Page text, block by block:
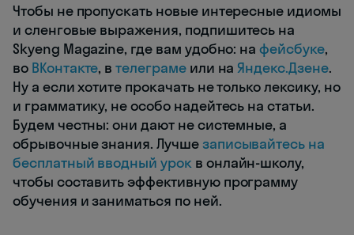
Чтобы не пропускать новые интересные идиомы
и сленговые выражения, подпишитесь на
Skyeng Magazine, где вам удобно: нафейсбуке,
во ВКонтакте, втелеграмеили наЯндекс.Дзене.
Ну а если хотите прокачать не только лексику, но
и грамматику, не особо надейтесь на статьи.
Будем честны: они дают не системные, а
обрывочные знания. Лучшезаписывайтесь на
бесплатный вводный урокв онлайн-школу,
чтобы составить эффективную программу
обучения и заниматься по ней.